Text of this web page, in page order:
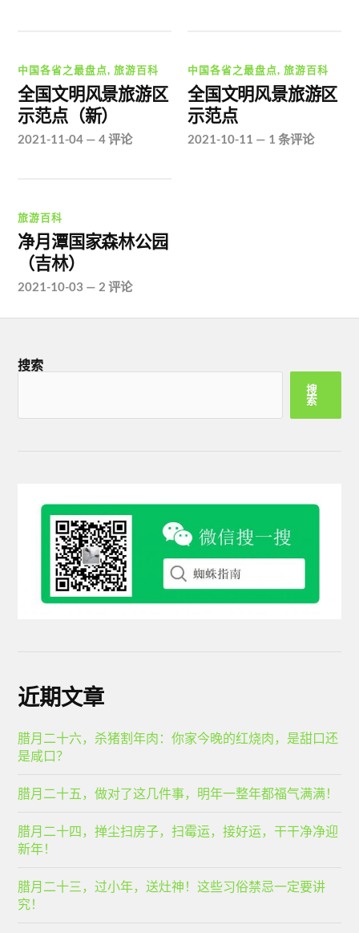
中国各省之最盘点,旅游百科
全国文明风景旅游区
示范点（新）
2021-11-04 —4 评论
中国各省之最盘点,旅游百科
全国文明风景旅游区
示范点
2021-10-11 — 1 条评论
旅游百科
净月潭国家森林公园
（吉林）
2021-10-03 — 2 评论
搜索
搜
索
近期文章
腊月二十六，杀猪割年肉：你家今晚的红烧肉，是甜口还
是咸口？
腊月二十五，做对了这几件事，明年一整年都福气满满！
腊月二十四，掸尘扫房子，扫霉运，接好运，干干净净迎
新年！
腊月二十三，过小年，送灶神！这些习俗禁忌一定要讲
究！